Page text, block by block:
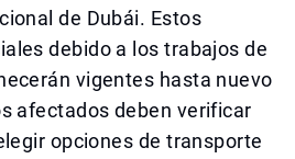
de Dubái. Estos
debido a los trabajos de
vigentes hasta nuevo
afectados deben verificar
opciones de transporte